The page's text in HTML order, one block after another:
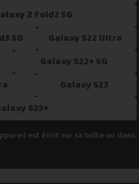
Z Fold2 5G
5G
Galaxy S22 Ultra
Galaxy S22+ 5G
Galaxy S23
S23+
est écrit sur sa boîte ou dans